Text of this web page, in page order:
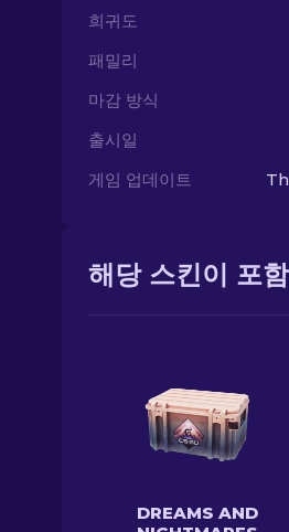
희귀도
패밀리
마감 방식
출시일
게임 업데이트
해당 스킨이 포
DREAMS AND